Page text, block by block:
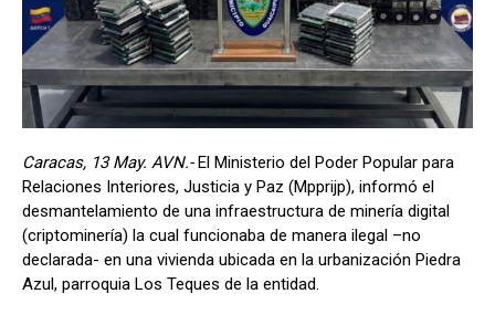
Caracas, 13 May. AVN.- El Ministerio del Poder Popular para
Relaciones Interiores, Justicia y Paz (Mpprijp), informó el
desmantelamiento de una infraestructura de minería digital
(criptominería) la cual funcionaba de manera ilegal –no
declarada- en una vivienda ubicada en la urbanización Piedra
Azul, parroquia Los Teques de la entidad.